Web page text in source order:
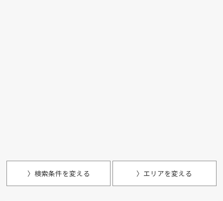
〉検索条件を変える 〉エリアを変える